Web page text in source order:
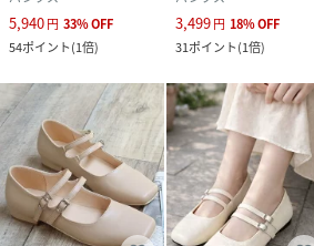
5,940円 33%OFF
54ポイント(1倍)
3,499円 18%OFF
31ポイント(1倍)